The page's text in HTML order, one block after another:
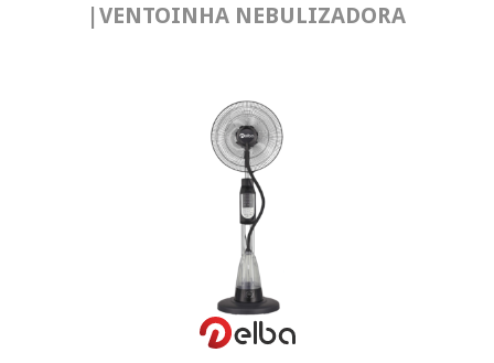
Blog
Assistência Técnica
Contactos
|VENTOINHA NEBULIZADORA
VER MAIS